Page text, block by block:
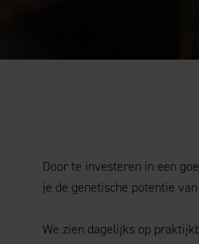
Door te investeren in een
je de genetische potentie
We zien dagelijks op